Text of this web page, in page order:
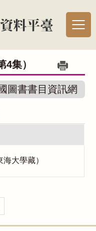
集）
圖書書目資訊網
海大學藏）